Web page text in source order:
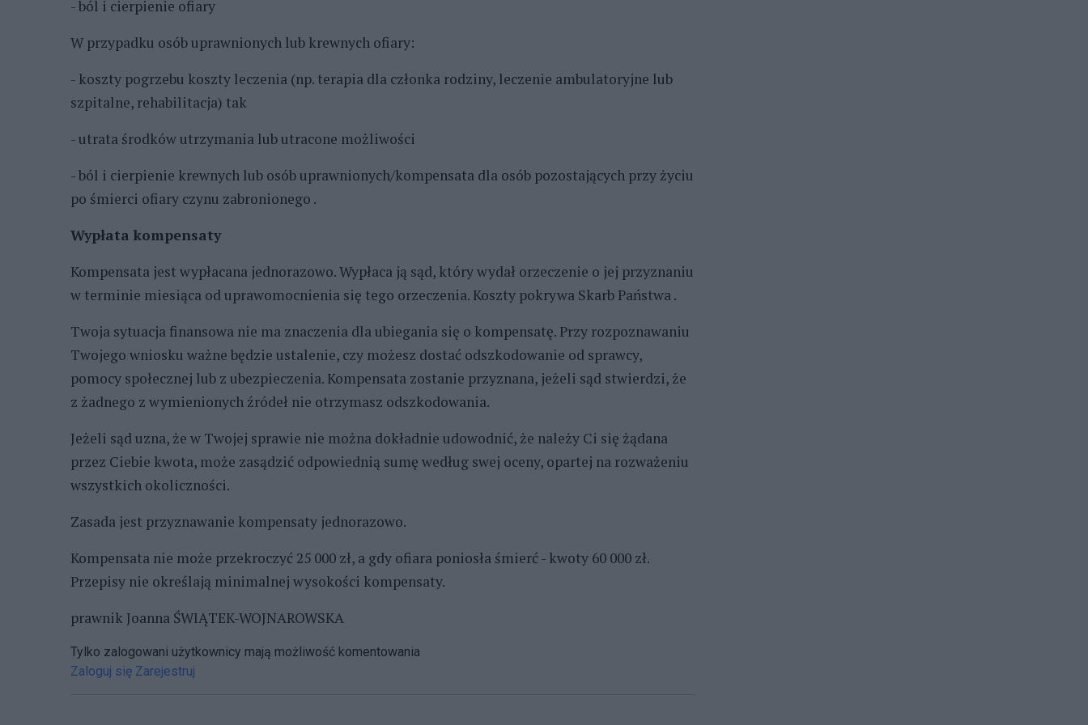
- ból i cierpienie ofiary
W przypadku osób uprawnionych lub krewnych ofiary:
- koszty pogrzebu koszty leczenia (np. terapia dla członka rodziny, leczenie ambulatoryjne lub
szpitalne, rehabilitacja) tak
- utrata środków utrzymania lub utracone możliwości
- ból i cierpienie krewnych lub osób uprawnionych/kompensata dla osób pozostających przy życiu
po śmierci ofiary czynu zabronionego .
Wypłata kompensaty
Kompensata jest wypłacana jednorazowo. Wypłaca ją sąd, który wydał orzeczenie o jej przyznaniu
w terminie miesiąca od uprawomocnienia się tego orzeczenia. Koszty pokrywa Skarb Państwa .
Twoja sytuacja finansowa nie ma znaczenia dla ubiegania się o kompensatę. Przy rozpoznawaniu
Twojego wniosku ważne będzie ustalenie, czy możesz dostać odszkodowanie od sprawcy,
pomocy społecznej lub z ubezpieczenia. Kompensata zostanie przyznana, jeżeli sąd stwierdzi, że
z żadnego z wymienionych źródeł nie otrzymasz odszkodowania.
Jeżeli sąd uzna, że w Twojej sprawie nie można dokładnie udowodnić, że należy Ci się żądana
przez Ciebie kwota, może zasądzić odpowiednią sumę według swej oceny, opartej na rozważeniu
wszystkich okoliczności.
Zasada jest przyznawanie kompensaty jednorazowo.
Kompensata nie może przekroczyć 25 000 zł, a gdy ofiara poniosła śmierć - kwoty 60 000 zł.
Przepisy nie określają minimalnej wysokości kompensaty.
prawnik Joanna ŚWIĄTEK-WOJNAROWSKA
Tylko zalogowani użytkownicy mają możliwość komentowania
Zaloguj się Zarejestruj